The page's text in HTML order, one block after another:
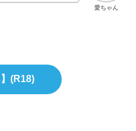
愛ちゃん
(R18)